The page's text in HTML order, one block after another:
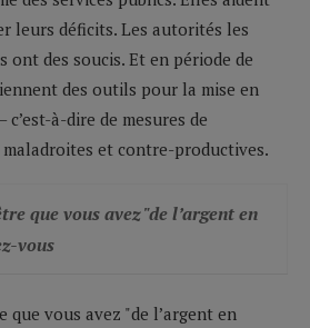
leurs déficits. Les autorités les
ont des soucis. Et en période de
des outils pour la mise en
à-dire de mesures de
et contre-productives.
que vous avez "de l’argent en
vous
que vous avez "de l’argent en